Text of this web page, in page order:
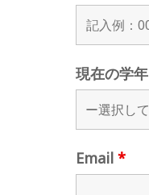
現在の学
Email *